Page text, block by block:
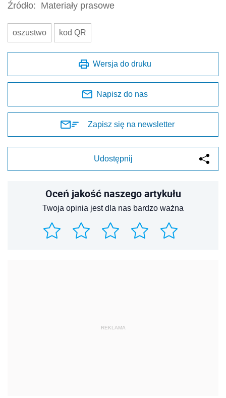
Źródło: Materiały prasowe
oszustwo kod QR
Wersja do druku
Napisz do nas
Zapisz się na newsletter
Udostępnij
Oceń jakość naszego artykułu
Twoja opinia jest dla nas bardzo ważna
REKLAMA